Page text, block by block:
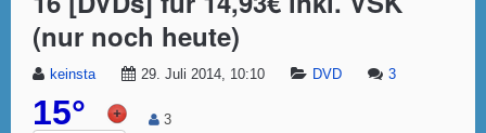
(nur noch heute)
keinsta 29. Juli 2014, 10:10 DVD 3
15° 3